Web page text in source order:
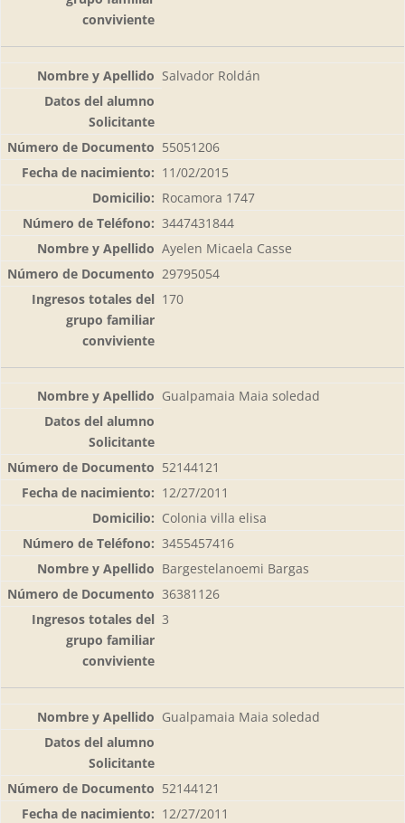
Salvador Roldán
55051206
11/02/2015
Rocamora 1747
3447431844
Ayelen Micaela Casse
29795054
170
Gualpamaia Maia soledad
52144121
12/27/2011
Colonia villa elisa
3455457416
Bargestelanoemi Bargas
36381126
3
Gualpamaia Maia soledad
52144121
12/27/2011